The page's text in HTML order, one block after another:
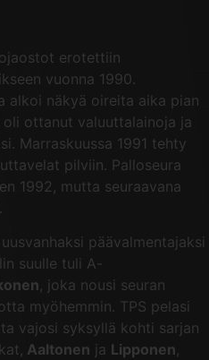
erotettiin
vuonna 1990.
alkoi näkyä oireita aika pian
oli ottanut valuuttalainoja ja
Marraskuussa 1991 tehty
pilviin. Palloseura
1992, mutta seuraavana
päävalmentajaksi
suulle tuli A-
, joka nousi seuran
myöhemmin. TPS pelasi
vajosi syksyllä kohti sarjan
Aaltonen ja Lipponen